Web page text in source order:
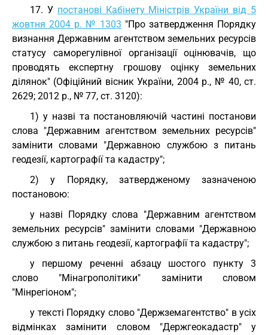
17. У постанові Кабінету Міністрів України від 5
жовтня 2004 р. № 1303 "Про затвердження Порядку
визнання Державним агентством земельних ресурсів
статусу саморегулівної організації оцінювачів, що
проводять експертну грошову оцінку земельних
ділянок" (Офіційний вісник України, 2004 р., № 40, ст.
2629; 2012 р., № 77, ст. 3120):
1) у назві та постановляючій частині постанови
слова "Державним агентством земельних ресурсів"
замінити словами "Державною службою з питань
геодезії, картографії та кадастру";
2) у Порядку, затвердженому зазначеною
постановою:
у назві Порядку слова "Державним агентством
земельних ресурсів" замінити словами "Державною
службою з питань геодезії, картографії та кадастру";
у першому реченні абзацу шостого пункту 3
слово "Мінагрополітики" замінити словом
"Мінрегіоном";
у тексті Порядку слово "Держземагентство" в усіх
відмінках замінити словом "Держгеокадастр" у